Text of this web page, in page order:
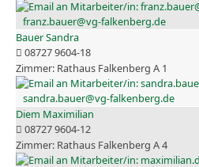
franz.bauer@vg-falkenberg.de
Bauer Sandra
08727 9604-18
Rathaus Falkenberg A 1
sandra.bauer@vg-falkenberg.de
Diem Maximilian
08727 9604-12
Rathaus Falkenberg A 4